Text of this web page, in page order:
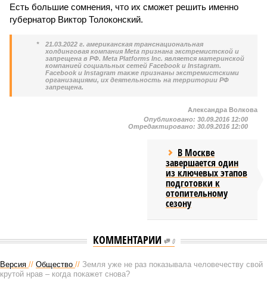
Есть большие сомнения, что их сможет решить именно
губернатор Виктор Толоконский.
*
21.03.2022 г. американская транснациональная
холдинговая компания Meta признана экстремистской и
запрещена в РФ. Meta Platforms Inc. является материнской
компанией социальных сетей Facebook и Instagram.
Facebook и Instagram также признаны экстремистскими
организациями, их деятельность на территории РФ
запрещена.
Александра Волкова
Опубликовано: 30.09.2016 12:00
Отредактировано: 30.09.2016 12:00
В Москве
завершается один
из ключевых этапов
подготовки к
отопительному
сезону
КОММЕНТАРИИ 0
Версия // Общество // Земля уже не раз показывала человечеству свой
крутой нрав – когда покажет снова?